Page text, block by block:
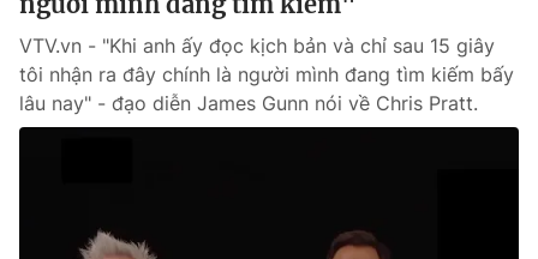
Pháp luật
Thế giới
VTV.vn - "Khi anh ấy đọc kịch bản và chỉ sau 15 giây
tôi nhận ra đây chính là người mình đang tìm kiếm bấy
lâu nay" - đạo diễn James Gunn nói về Chris Pratt.